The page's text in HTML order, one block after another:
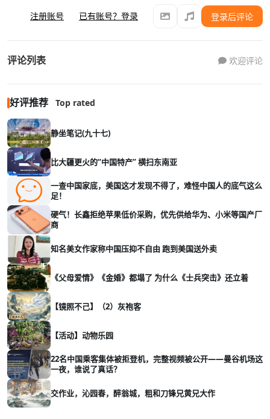
注册账号 已有账号？登录 登录后评论
评论列表 欢迎评论
好评推荐 Top rated
静坐笔记(九十七)
比大疆更火的“中国特产” 横扫东南亚
一查中国家底，美国这才发现不得了，难怪中国人的底气这么
足！
硬气！长鑫拒绝苹果低价采购，优先供给华为、小米等国产厂
商
知名美女作家称中国压抑不自由 跑到美国送外卖
《父母爱情》《金婚》都塌了 为什么《士兵突击》还立着
【镜照不己】（2）灰袍客
【活动】动物乐园
22名中国乘客集体被拒登机，完整视频被公开——曼谷机场这
一夜，谁说了真话？
交作业，沁园春，醉翁城，粗和刀锋兄黄兄大作